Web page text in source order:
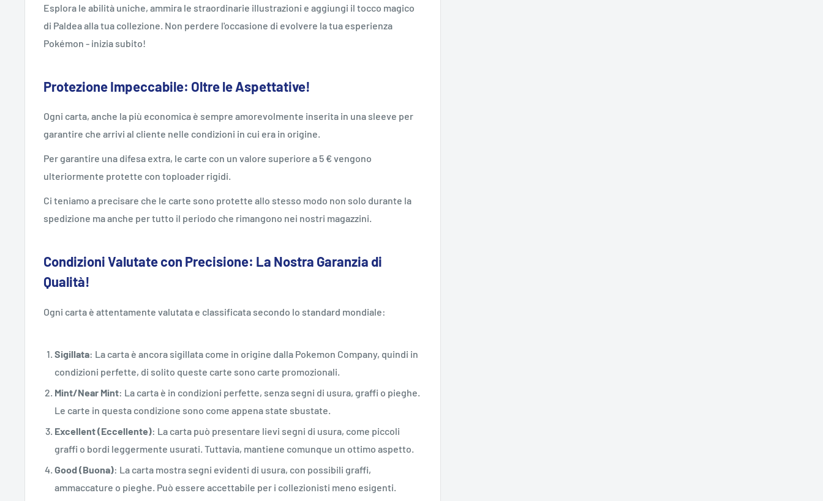
Esplora le abilità uniche, ammira le straordinarie illustrazioni e aggiungi il tocco magico
di Paldea alla tua collezione. Non perdere l'occasione di evolvere la tua esperienza
Pokémon - inizia subito!
Protezione Impeccabile: Oltre le Aspettative!
Ogni carta, anche la più economica è sempre amorevolmente inserita in una sleeve per
garantire che arrivi al cliente nelle condizioni in cui era in origine.
Per garantire una difesa extra, le carte con un valore superiore a 5 € vengono
ulteriormente protette con toploader rigidi.
Ci teniamo a precisare che le carte sono protette allo stesso modo non solo durante la
spedizione ma anche per tutto il periodo che rimangono nei nostri magazzini.
Condizioni Valutate con Precisione: La Nostra Garanzia di
Qualità!
Ogni carta è attentamente valutata e classificata secondo lo standard mondiale:
Sigillata: La carta è ancora sigillata come in origine dalla Pokemon Company, quindi in
condizioni perfette, di solito queste carte sono carte promozionali.
Mint/Near Mint: La carta è in condizioni perfette, senza segni di usura, graffi o pieghe.
Le carte in questa condizione sono come appena state sbustate.
Excellent (Eccellente): La carta può presentare lievi segni di usura, come piccoli
graffi o bordi leggermente usurati. Tuttavia, mantiene comunque un ottimo aspetto.
Good (Buona): La carta mostra segni evidenti di usura, con possibili graffi,
ammaccature o pieghe. Può essere accettabile per i collezionisti meno esigenti.